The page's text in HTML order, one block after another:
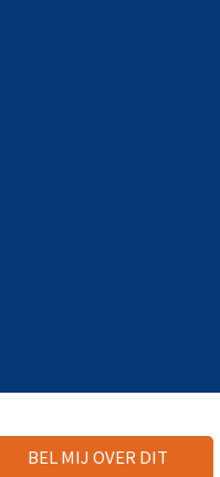
BEL MIJ OVER DIT